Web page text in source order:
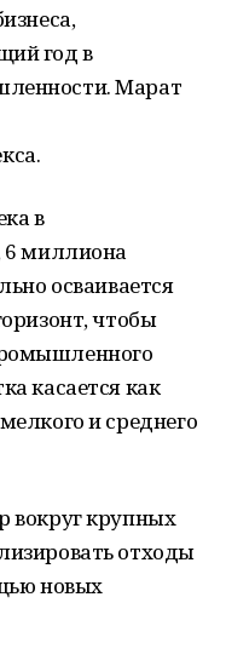
год в
Марат
в
6 миллиона
осваивается
чтобы
касается как
и среднего
вокруг крупных
отходы
новых